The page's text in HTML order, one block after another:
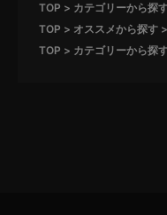
TOP カテゴリーから探
TOP
オススメから探す
TOP
カテゴリーから探